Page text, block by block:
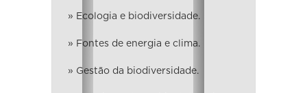
» Ecologia e biodiversidade.
» Fontes de energia e clima.
» Gestão da biodiversidade.